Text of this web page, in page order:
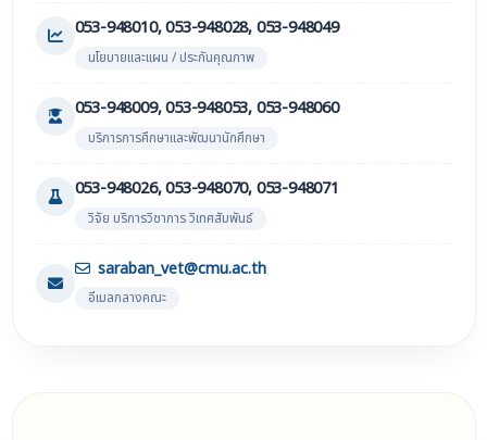
053-948010, 053-948028, 053-948049
นโยบายและแผน / ประกันคุณภาพ
053-948009, 053-948053, 053-948060
บริการการศึกษาและพัฒนานักศึกษา
053-948026, 053-948070, 053-948071
วิจัย บริการวิชาการ วิเทศสัมพันธ์
saraban_vet@cmu.ac.th
อีเมลกลางคณะ